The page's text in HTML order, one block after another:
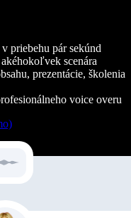
priebehu pár sekúnd
scenára
prezentácie, školenia
voice overu